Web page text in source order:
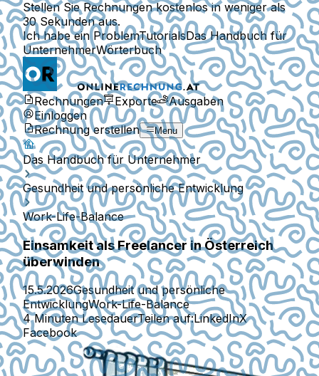
Stellen Sie Rechnungen kostenlos in weniger als
30 Sekunden aus.
Ich habe ein ProblemTutorialsDas Handbuch für
UnternehmerWörterbuch
Rechnungen Exporte
Ausgaben
Einloggen
Rechnung erstellen
Menu
Das Handbuch für Unternehmer
Gesundheit und persönliche Entwicklung
Work-Life-Balance
Einsamkeit als Freelancer in Österreich
überwinden
15.5.2026Gesundheit und persönliche
EntwicklungWork-Life-Balance
4 Minuten LesedauerTeilen auf:LinkedInX
Facebook